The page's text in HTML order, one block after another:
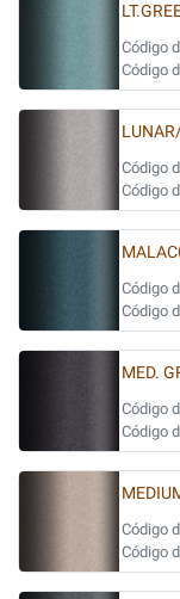
Código
Código
Código
Código
Código
Código
MED.
Código
Código
Código
Código